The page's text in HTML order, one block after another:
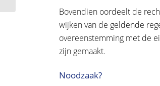
Bovendien oordeelt de
wijken van de geldende
overeenstemming met de
zijn gemaakt.
Noodzaak?